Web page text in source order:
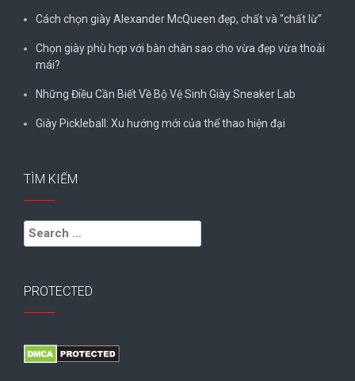
Cách chọn giày Alexander McQueen đẹp, chất và “chất lừ”
Chọn giày phù hợp với bàn chân sao cho vừa đẹp vừa thoải
mái?
Những Điều Cần Biết Về Bộ Vệ Sinh Giày Sneaker Lab
Giày Pickleball: Xu hướng mới của thể thao hiện đại
TÌM KIẾM
Search
for:
PROTECTED